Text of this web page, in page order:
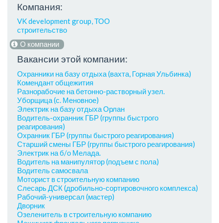
Компания:
VK development group, ТОО
строительство
О компании
Вакансии этой компании:
Охранники на базу отдыха (вахта, Горная Ульбинка)
Комендант общежития
Разнорабочие на бетонно-растворный узел.
Уборщица (с. Меновное)
Электрик на базу отдыха Орлан
Водитель-охранник ГБР (группы быстрого
реагирования)
Охранник ГБР (группы быстрого реагирования)
Старший смены ГБР (группы быстрого реагирования)
Электрик на б/о Мелада.
Водитель на манипулятор (подъем с пола)
Водитель самосвала
Моторист в строительную компанию
Слесарь ДСК (дробильно-сортировочного комплекса)
Рабочий-универсал (мастер)
Дворник
Озеленитель в строительную компанию